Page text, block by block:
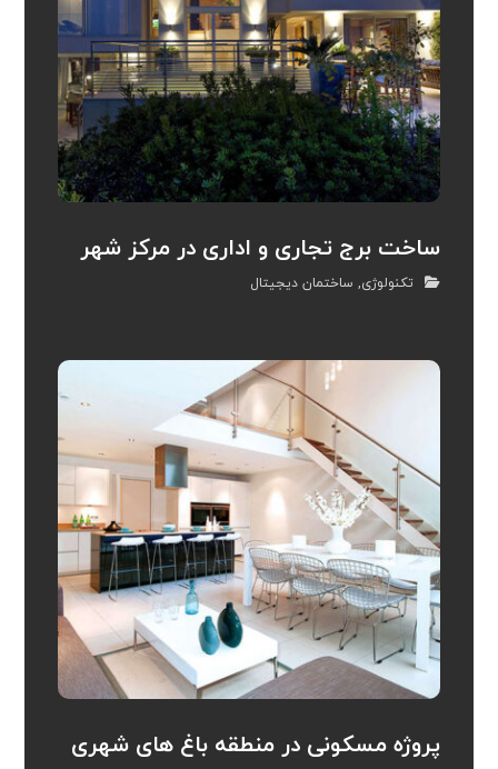
ساخت برج تجاری و اداری در مرکز شهر
تکنولوژی, ساختمان دیجیتال
پروژه مسکونی در منطقه باغ های شهری